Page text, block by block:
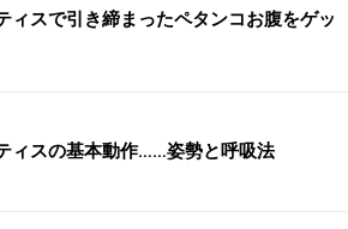
ィスで引き締まったペタンコお腹をゲッ
ィスの基本動作……姿勢と呼吸法